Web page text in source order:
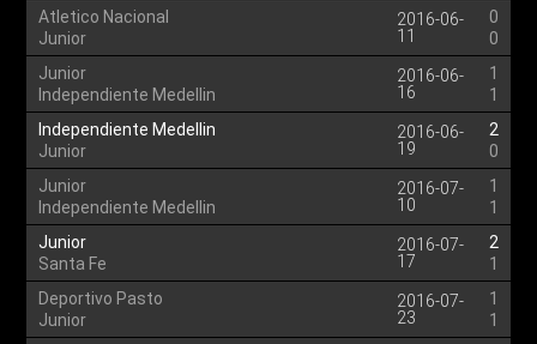
Atletico Nacional
Junior
2016-06-
11
0
0
Junior
Independiente Medellin
2016-06-
16
1
1
Independiente Medellin
Junior
2016-06-
19
2
0
Junior
Independiente Medellin
2016-07-
10
1
1
Junior
Santa Fe
2016-07-
17
2
1
Deportivo Pasto
Junior
2016-07-
23
1
1